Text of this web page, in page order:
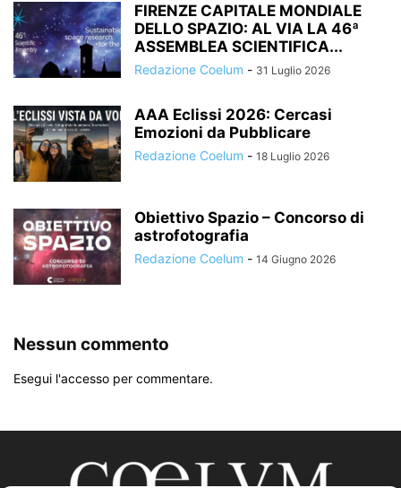
FIRENZE CAPITALE MONDIALE
DELLO SPAZIO: AL VIA LA 46ª
ASSEMBLEA SCIENTIFICA...
Redazione Coelum - 31 Luglio 2026
AAA Eclissi 2026: Cercasi
Emozioni da Pubblicare
Redazione Coelum - 18 Luglio 2026
Obiettivo Spazio – Concorso di
astrofotografia
Redazione Coelum - 14 Giugno 2026
Nessun commento
Esegui l'accesso per commentare.